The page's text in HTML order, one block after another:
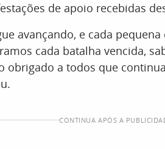
de apoio recebidas
avançando, e cada
cada batalha vencida,
obrigado a todos que
CONTINUA APÓS A